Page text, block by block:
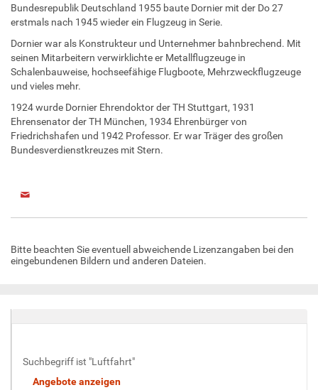
Bundesrepublik Deutschland 1955 baute Dornier mit der Do 27
erstmals nach 1945 wieder ein Flugzeug in Serie.
Dornier war als Konstrukteur und Unternehmer bahnbrechend. Mit
seinen Mitarbeitern verwirklichte er Metallflugzeuge in
Schalenbauweise, hochseefähige Flugboote, Mehrzweckflugzeuge
und vieles mehr.
1924 wurde Dornier Ehrendoktor der TH Stuttgart, 1931
Ehrensenator der TH München, 1934 Ehrenbürger von
Friedrichshafen und 1942 Professor. Er war Träger des großen
Bundesverdienstkreuzes mit Stern.
Bitte beachten Sie eventuell abweichende Lizenzangaben bei den
eingebundenen Bildern und anderen Dateien.
Suchbegriff ist "Luftfahrt"